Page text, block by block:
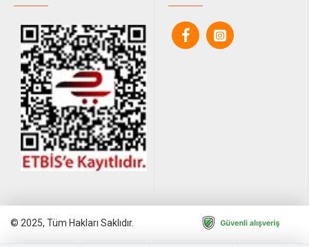
© 2025, Tüm Hakları Saklıdır.